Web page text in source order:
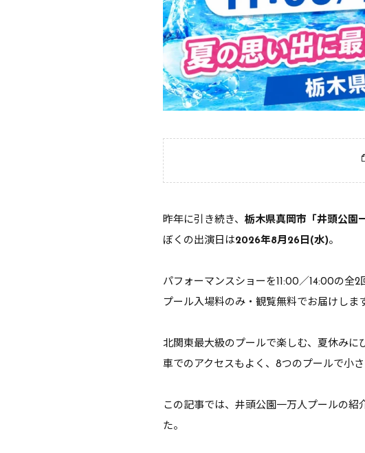
昨年に引き続き、 栃木県真岡市「井頭公園
ぼくの出演日は2026年8月26日(水)。
パフォーマンスショーを11:00／14:00の全2
プール入場料のみ・観覧無料でお届けしま
北関東最大級のプールで楽しむ、夏休みに
車でのアクセスもよく、8つのプールで小
この記事では、井頭公園一万人プールの
た。